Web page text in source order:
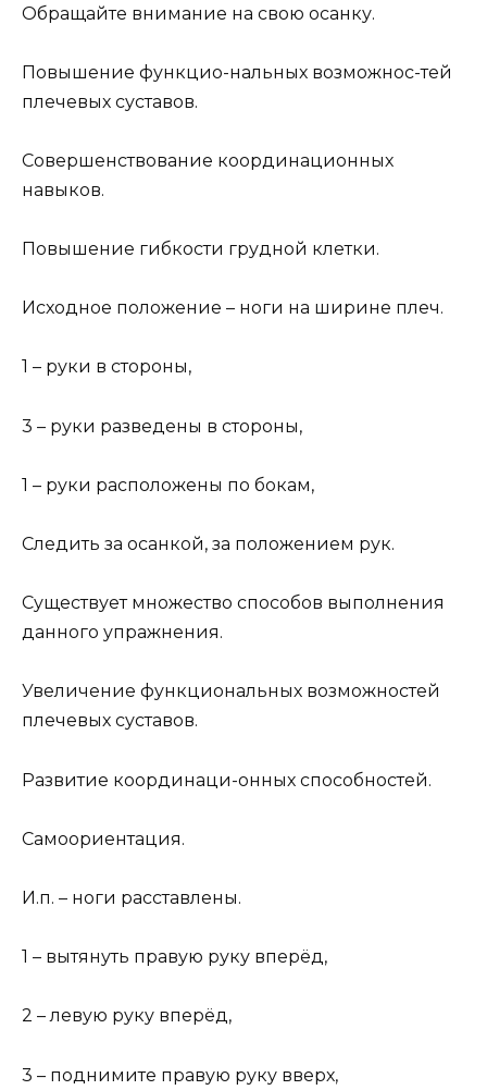
Обращайте внимание на свою осанку.
Повышение функцио-нальных возможнос-тей
плечевых суставов.
Совершенствование координационных
навыков.
Повышение гибкости грудной клетки.
Исходное положение – ноги на ширине плеч.
1 – руки в стороны,
3 – руки разведены в стороны,
1 – руки расположены по бокам,
Следить за осанкой, за положением рук.
Существует множество способов выполнения
данного упражнения.
Увеличение функциональных возможностей
плечевых суставов.
Развитие координаци-онных способностей.
Самоориентация.
И.п. – ноги расставлены.
1 – вытянуть правую руку вперёд,
2 – левую руку вперёд,
3 – поднимите правую руку вверх,